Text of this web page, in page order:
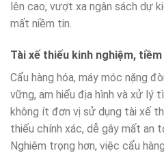
lên cao, vượt xa ngân sách dự
mất niềm tin.
Tài xế thiếu kinh nghiệm,
Cẩu hàng hóa, máy móc nặng
vững, am hiểu địa hình và xử lý
không ít đơn vị sử dụng tài xế
thiếu chính xác, dễ gây mất an
Nghiêm trọng hơn, việc cẩu